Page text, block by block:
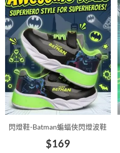
閃燈鞋-Batman蝙蝠俠閃燈波鞋
$169
品
有
多
種
款
式。
可
在
產
頁
面